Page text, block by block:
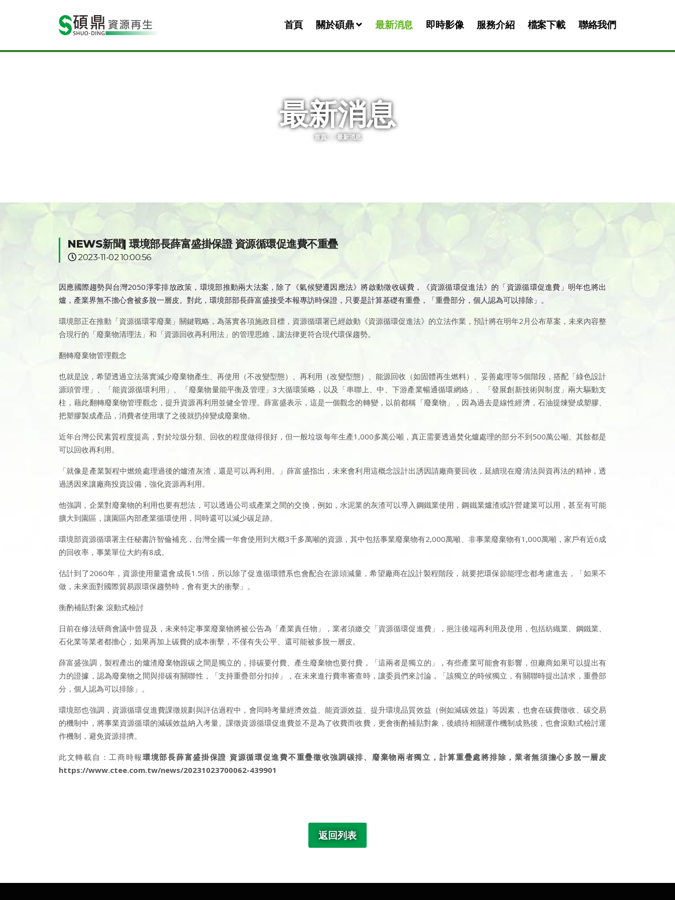
首頁 關於碩鼎 最新消息 即時影像 服務介紹 檔案下載 聯絡我們
最新消息
首頁 最新消息
NEWS新聞| 環境部長薛富盛掛保證 資源循環促進費不重疊
2023-11-02 10:00:56
因應國際趨勢與台灣2050淨零排放政策，環境部推動兩大法案，除了《氣候變遷因應法》將啟動徵收碳費，《資源循環促進法》的「資源循環促進費」明年也將出
爐，產業界無不擔心會被多脫一層皮。對此，環境部部長薛富盛接受本報專訪時保證，只要是計算基礎有重疊，「重疊部分，個人認為可以排除」。
環境部正在推動「資源循環零廢棄」關鍵戰略，為落實各項施政目標，資源循環署已經啟動《資源循環促進法》的立法作業，預計將在明年2月公布草案，未來內容整
合現行的「廢棄物清理法」和「資源回收再利用法」的管理思維，讓法律更符合現代環保趨勢。
翻轉廢棄物管理觀念
也就是說，希望透過立法落實減少廢棄物產生、再使用（不改變型態）、再利用（改變型態）、能源回收（如固體再生燃料）、妥善處理等5個階段，搭配「綠色設計
源頭管理」、「能資源循環利用」、「廢棄物量能平衡及管理」3大循環策略，以及「串聯上、中、下游產業暢通循環網絡」、「發展創新技術與制度」兩大驅動支
柱，藉此翻轉廢棄物管理觀念，提升資源再利用並健全管理。薛富盛表示，這是一個觀念的轉變，以前都稱「廢棄物」，因為過去是線性經濟，石油提煉變成塑膠、
把塑膠製成產品，消費者使用壞了之後就扔掉變成廢棄物。
近年台灣公民素質程度提高，對於垃圾分類、回收的程度做得很好，但一般垃圾每年生產1,000多萬公噸，真正需要透過焚化爐處理的部分不到500萬公噸、其餘都是
可以回收再利用。
「就像是產業製程中燃燒處理過後的爐渣灰渣，還是可以再利用。」薛富盛指出，未來會利用這概念設計出誘因請廠商要回收，延續現在廢清法與資再法的精神，透
過誘因來讓廠商投資設備，強化資源再利用。
他強調，企業對廢棄物的利用也要有想法，可以透過公司或產業之間的交換，例如，水泥業的灰渣可以導入鋼鐵業使用，鋼鐵業爐渣或許營建業可以用，甚至有可能
擴大到園區，讓園區內部產業循環使用，同時還可以減少碳足跡。
環境部資源循環署主任秘書許智倫補充，台灣全國一年會使用到大概3千多萬噸的資源，其中包括事業廢棄物有2,000萬噸、非事業廢棄物有1,000萬噸，家戶有近6成
的回收率，事業單位大約有8成。
估計到了2060年，資源使用量還會成長1.5倍，所以除了促進循環體系也會配合在源頭減量，希望廠商在設計製程階段，就要把環保節能理念都考慮進去，「如果不
做，未來面對國際貿易跟環保趨勢時，會有更大的衝擊」。
衡酌補貼對象 滾動式檢討
日前在修法研商會議中曾提及，未來特定事業廢棄物將被公告為「產業責任物」，業者須繳交「資源循環促進費」，挹注後端再利用及使用，包括紡織業、鋼鐵業、
石化業等業者都擔心，如果再加上碳費的成本衝擊，不僅有失公平、還可能被多脫一層皮。
薛富盛強調，製程產出的爐渣廢棄物跟碳之間是獨立的，排碳要付費、產生廢棄物也要付費，「這兩者是獨立的」，有些產業可能會有影響，但廠商如果可以提出有
力的證據，認為廢棄物之間與排碳有關聯性，「支持重疊部分扣掉」，在未來進行費率審查時，讓委員們來討論，「該獨立的時候獨立，有關聯時提出請求，重疊部
分，個人認為可以排除」。
環境部也強調，資源循環促進費課徵規劃與評估過程中，會同時考量經濟效益、能資源效益、提升環境品質效益（例如減碳效益）等因素，也會在碳費徵收、碳交易
的機制中，將事業資源循環的減碳效益納入考量。課徵資源循環促進費並不是為了收費而收費，更會衡酌補貼對象，後續待相關運作機制成熟後，也會滾動式檢討運
作機制，避免資源排擠。
此文轉載自：工商時報環境部長薛富盛掛保證 資源循環促進費不重疊徵收強調碳排、廢棄物兩者獨立，計算重疊處將排除，業者無須擔心多脫一層皮
https://www.ctee.com.tw/news/20231023700062-439901
返回列表